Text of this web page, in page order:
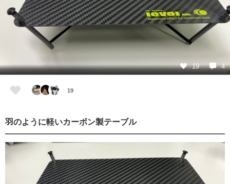
19 4
19
羽のように軽いカーボン製テーブル